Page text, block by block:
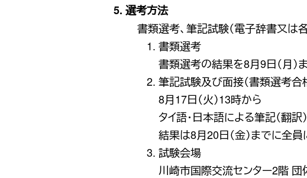
5. 選考方法
書類選考、筆記試験（電子辞書又は
書類選考
書類選考の結果を8月9日（月
筆記試験及び面接（書類選考合
8月17日（火）13時から
タイ語・日本語による筆記（翻
結果は8月20日（金）までに全
試験会場
川崎市国際交流センター2階 団